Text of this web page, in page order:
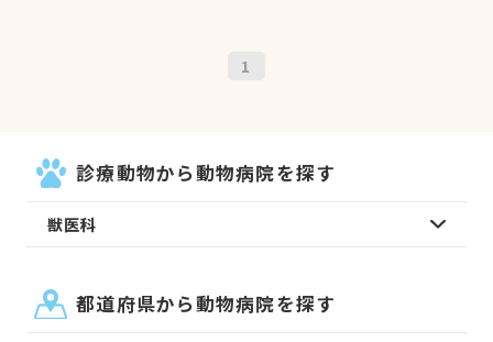
1
診療動物から動物病院を探す
獣医科
都道府県から動物病院を探す